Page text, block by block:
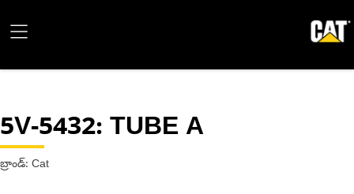
5V-5432: TUBE A
బ్రాండ్: Cat